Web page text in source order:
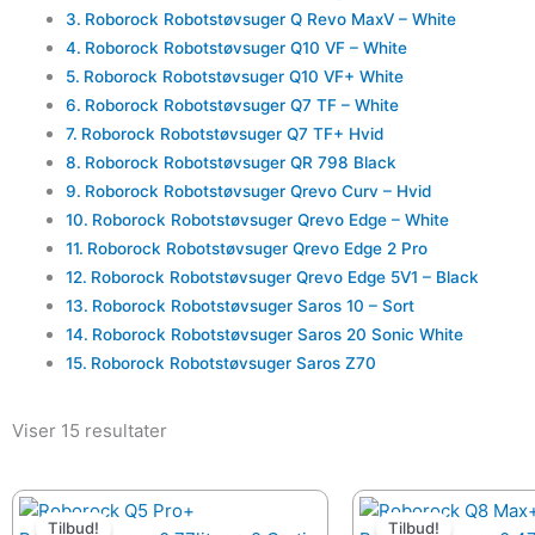
Roborock Robotstøvsuger Q Revo MaxV – White
Roborock Robotstøvsuger Q10 VF – White
Roborock Robotstøvsuger Q10 VF+ White
Roborock Robotstøvsuger Q7 TF – White
Roborock Robotstøvsuger Q7 TF+ Hvid
Roborock Robotstøvsuger QR 798 Black
Roborock Robotstøvsuger Qrevo Curv – Hvid
Roborock Robotstøvsuger Qrevo Edge – White
Roborock Robotstøvsuger Qrevo Edge 2 Pro
Roborock Robotstøvsuger Qrevo Edge 5V1 – Black
Roborock Robotstøvsuger Saros 10 – Sort
Roborock Robotstøvsuger Saros 20 Sonic White
Roborock Robotstøvsuger Saros Z70
Viser 15 resultater
Tilbud!
Den
oprindelige
Den
Tilbud!
Den